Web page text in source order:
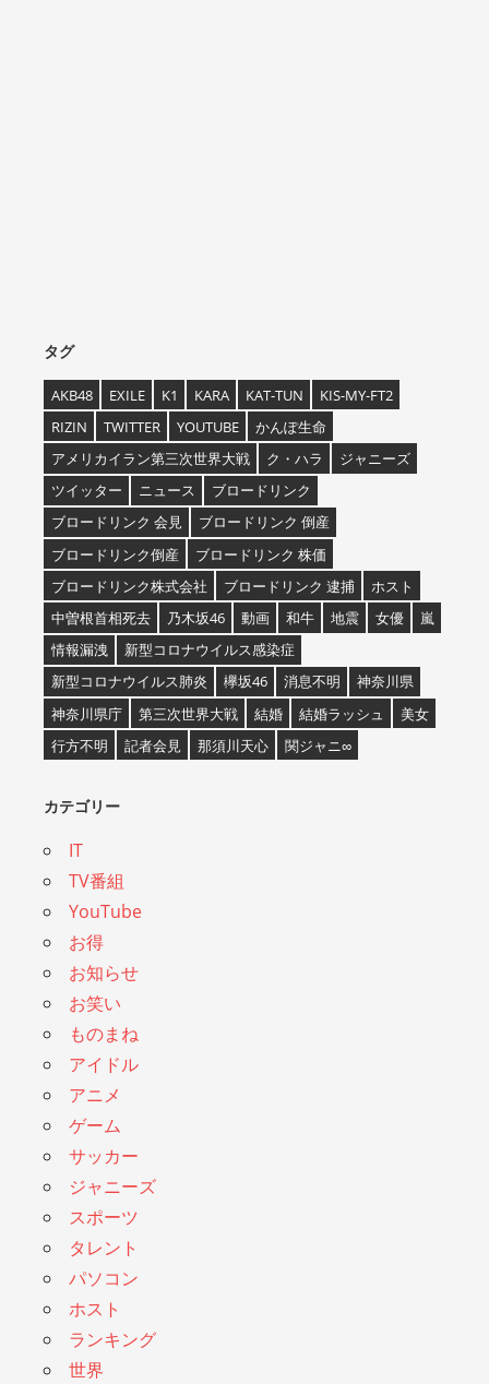
タグ
AKB48 EXILE K1 KARA KAT-TUN
KIS-MY-FT2
RIZIN
TWITTER YOUTUBE
かんぽ生命
アメリカイラン第三次世界大戦
ク・ハラ
ジャニーズ
ツイッター
ニュース
ブロードリンク
ブロードリンク 会見
ブロードリンク 倒産
ブロードリンク倒産
ブロードリンク 株価
ブロードリンク株式会社
ブロードリンク 逮捕
ホスト
中曽根首相死去
乃木坂46 動画 和牛 地震 女優
嵐
情報漏洩
新型コロナウイルス感染症
新型コロナウイルス肺炎
欅坂46 消息不明
神奈川県
神奈川県庁
第三次世界大戦 結婚 結婚ラッシュ
美女
行方不明
記者会見 那須川天心 関ジャニ∞
カテゴリー
IT
TV番組
YouTube
お得
お知らせ
お笑い
ものまね
アイドル
アニメ
ゲーム
サッカー
ジャニーズ
スポーツ
タレント
パソコン
ホスト
ランキング
世界